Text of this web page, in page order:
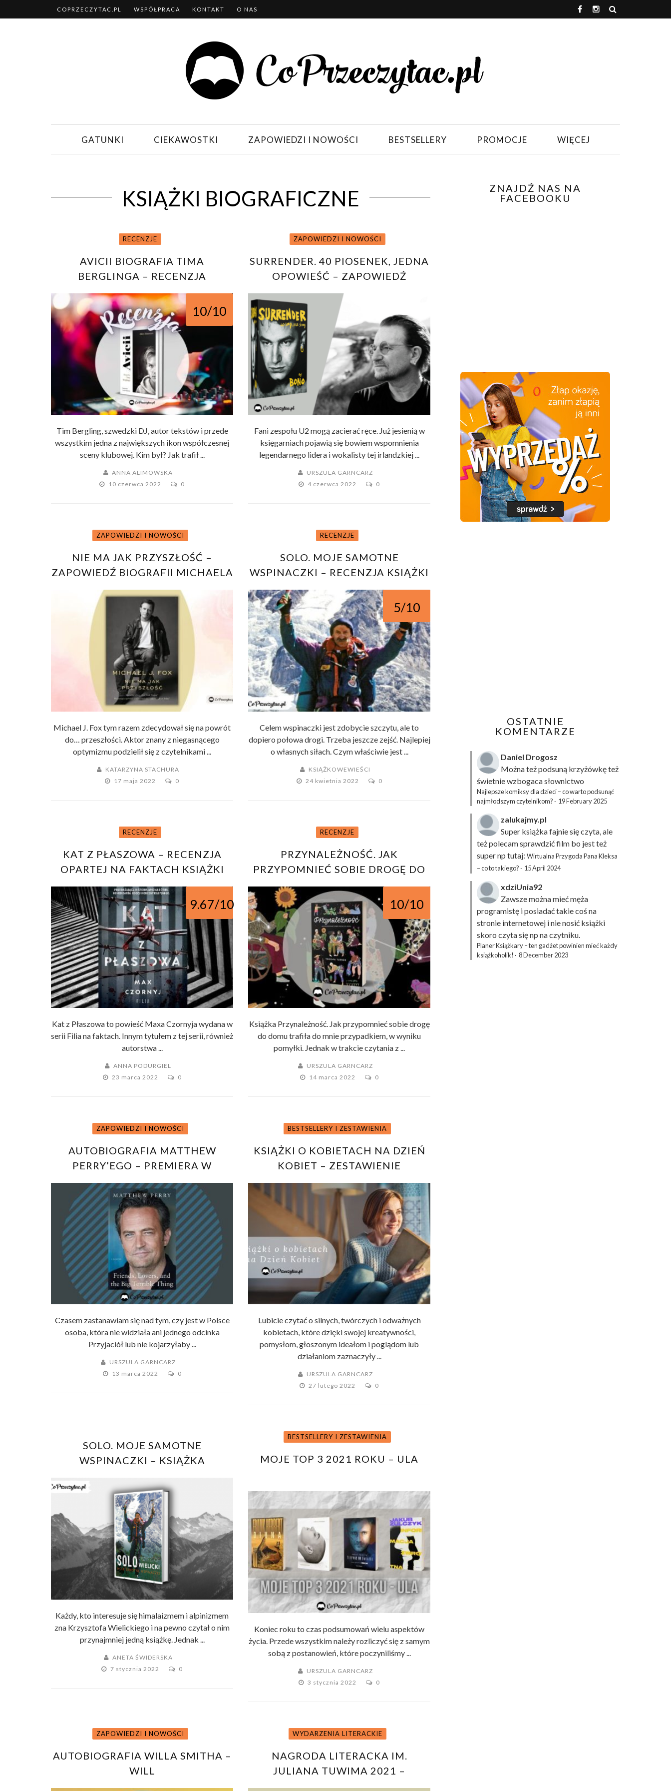
COPRZECZYTAC.PL WSPÓŁPRACA KONTAKT O NAS
GATUNKI CIEKAWOSTKI ZAPOWIEDZI I NOWOŚCI BESTSELLERY PROMOCJE WIĘCEJ
KSIĄŻKI BIOGRAFICZNE
RECENZJE
AVICII BIOGRAFIA TIMA
BERGLINGA – RECENZJA
10/10
Tim Bergling, szwedzki DJ, autor tekstów i przede
wszystkim jedna z największych ikon współczesnej
sceny klubowej. Kim był? Jak trafił ...
ANNA ALIMOWSKA
10 czerwca 2022
0
ZAPOWIEDZI I NOWOŚCI
SURRENDER. 40 PIOSENEK, JEDNA
OPOWIEŚĆ – ZAPOWIEDŹ
WSPOMNIEŃ BONO
Fani zespołu U2 mogą zacierać ręce. Już jesienią w
księgarniach pojawią się bowiem wspomnienia
legendarnego lidera i wokalisty tej irlandzkiej ...
URSZULA GARNCARZ
4 czerwca 2022
0
ZAPOWIEDZI I NOWOŚCI
NIE MA JAK PRZYSZŁOŚĆ –
ZAPOWIEDŹ BIOGRAFII MICHAELA
J. FOXA
Michael J. Fox tym razem zdecydował się na powrót
do… przeszłości. Aktor znany z niegasnącego
optymizmu podzielił się z czytelnikami ...
KATARZYNA STACHURA
17 maja 2022
0
RECENZJE
SOLO. MOJE SAMOTNE
WSPINACZKI – RECENZJA KSIĄŻKI
KRZYSZTOFA WIELICKIEGO
5/10
Celem wspinaczki jest zdobycie szczytu, ale to
dopiero połowa drogi. Trzeba jeszcze zejść. Najlepiej
o własnych siłach. Czym właściwie jest ...
KSIĄŻKOWEWIEŚCI
24 kwietnia 2022
0
RECENZJE
KAT Z PŁASZOWA – RECENZJA
OPARTEJ NA FAKTACH KSIĄŻKI
MAXA CZORNYJA
9.67/10
Kat z Płaszowa to powieść Maxa Czornyja wydana w
serii Filia na faktach. Innym tytułem z tej serii, również
autorstwa ...
ANNA PODURGIEL
23 marca 2022
0
RECENZJE
PRZYNALEŻNOŚĆ. JAK
PRZYPOMNIEĆ SOBIE DROGĘ DO
DOMU TOKO-PA TURNER –
RECENZJA
10/10
Książka Przynależność. Jak przypomnieć sobie drogę
do domu trafiła do mnie przypadkiem, w wyniku
pomyłki. Jednak w trakcie czytania z ...
URSZULA GARNCARZ
14 marca 2022
0
ZAPOWIEDZI I NOWOŚCI
AUTOBIOGRAFIA MATTHEW
PERRY’EGO – PREMIERA W
STANACH JUŻ W LISTOPADZIE
Czasem zastanawiam się nad tym, czy jest w Polsce
osoba, która nie widziała ani jednego odcinka
Przyjaciół lub nie kojarzyłaby ...
URSZULA GARNCARZ
13 marca 2022
0
BESTSELLERY I ZESTAWIENIA
KSIĄŻKI O KOBIETACH NA DZIEŃ
KOBIET – ZESTAWIENIE
Lubicie czytać o silnych, twórczych i odważnych
kobietach, które dzięki swojej kreatywności,
pomysłom, głoszonym ideałom i poglądom lub
działaniom zaznaczyły ...
URSZULA GARNCARZ
27 lutego 2022
0
SOLO. MOJE SAMOTNE
WSPINACZKI – KSIĄŻKA
STYCZNIU
Każdy, kto interesuje się himalaizmem i alpinizmem
zna Krzysztofa Wielickiego i na pewno czytał o nim
przynajmniej jedną książkę. Jednak ...
ANETA ŚWIDERSKA
7 stycznia 2022
0
BESTSELLERY I ZESTAWIENIA
MOJE TOP 3 2021 ROKU – ULA
Koniec roku to czas podsumowań wielu aspektów
życia. Przede wszystkim należy rozliczyć się z samym
sobą z postanowień, które poczyniliśmy ...
URSZULA GARNCARZ
3 stycznia 2022
0
ZAPOWIEDZI I NOWOŚCI
AUTOBIOGRAFIA WILLA SMITHA –
WILL
WYDARZENIA LITERACKIE
NAGRODA LITERACKA IM.
JULIANA TUWIMA 2021 –
LAUREATKA EWA KURYLUK
ZNAJDŹ NAS NA
FACEBOOKU
OSTATNIE
KOMENTARZE
Daniel Drogosz
Można też podsuną krzyżówkęteż
świetnie wzbogaca słownictwo
Najlepsze komiksy dla dzieci – co warto podsunąć
najmłodszym czytelnikom? · 19 February 2025
zalukajmy.pl
Super książka fajnie się czyta, ale
też polecam sprawdzić film bo jest też
super np tutaj: Wirtualna Przygoda Pana Kleksa
– co to takiego? · 15 April 2024
xdziUnia92
Zawsze można mieć męża
programistę i posiadać takie coś na
stronie internetowej i nie nosić książki
skoro czyta się np na czytniku.
Planer Książkary – ten gadżet powinien mieć każdy
książkoholik! · 8 December 2023